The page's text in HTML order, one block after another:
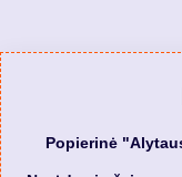
Popierinė